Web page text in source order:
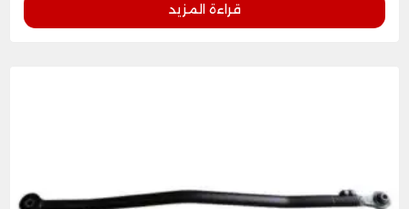
قراءة المزيد